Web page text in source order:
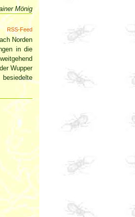
Mönig
RSS-Feed
Norden
in die
Wupper